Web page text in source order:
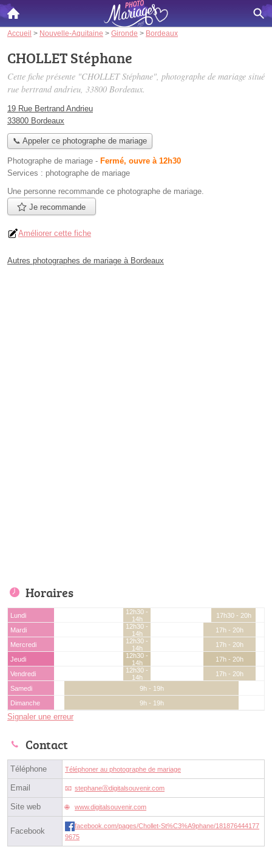
Accueil > Nouvelle-Aquitaine > Gironde > Bordeaux
CHOLLET Stéphane
Cette fiche présente "CHOLLET Stéphane", photographe de mariage situé
rue bertrand andrieu, 33800 Bordeaux.
19 Rue Bertrand Andrieu
33800 Bordeaux
📞 Appeler ce photographe de mariage
Photographe de mariage - Fermé, ouvre à 12h30
Services : photographe de mariage
Une personne recommande ce photographe de mariage.
Je recommande
Améliorer cette fiche
Autres photographes de mariage à Bordeaux
Horaires
Lundi
12h30 -
14h
17h30 - 20h
Mardi
12h30 -
14h
17h - 20h
Mercredi
12h30 -
14h
17h - 20h
Jeudi
12h30 -
14h
17h - 20h
Vendredi
12h30 -
14h
17h - 20h
Samedi
9h - 19h
Dimanche
9h - 19h
Signaler une erreur
Contact
Téléphone Téléphoner au photographe de mariage
Email stephaneⓐdigitalsouvenir.com
Site web www.digitalsouvenir.com
Facebook
facebook.com/pages/Chollet-St%C3%A9phane/181876444177
9675